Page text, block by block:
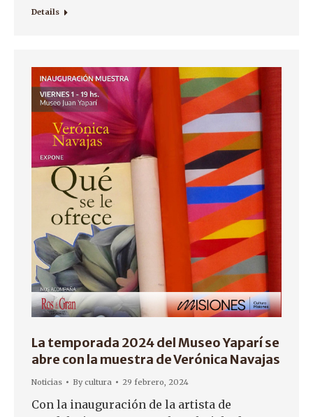
Details
La temporada 2024 del Museo Yaparí se
abre con la muestra de Verónica Navajas
Noticias Bycultura 29 febrero, 2024
Con la inauguración de la artista de